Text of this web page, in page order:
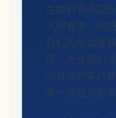
生顺利完成国
入网查询、归
我们的使命是
层，为此我们
化背景的客户
每一次服务都